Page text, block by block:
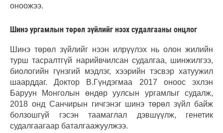
оноожээ.
Шинэ ургамлын төрөл зүйлийг нээх судалгааны онцлог
Шинэ төрөл зүйлийг нээн илрүүлэх нь олон жилийн
турш тасралтгүй нарийвчилсан судалгаа, шинжилгээ,
биологийн гүнзгий мэдлэг, хээрийн тэсвэр хатуужил
шаарддаг. Доктор В.Гүндэгмаа 2017 оноос эхлэн
Баруун Монголын өндөр уулсын ургамлыг судалж,
2018 онд Санчирын гичгэнэг шинэ төрөл зүйл байж
болзошгүй гэсэн таамаглал дэвшүүлж, генетик
судалгаагаар баталгаажуулжээ.